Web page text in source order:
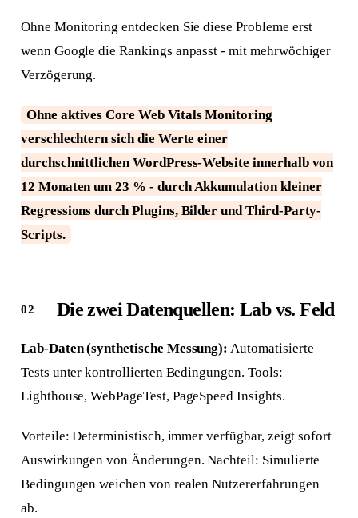
Ohne Monitoring entdecken Sie diese Probleme erst
wenn Google die Rankings anpasst - mit mehrwöchiger
Verzögerung.
Ohne aktives Core Web Vitals Monitoring
verschlechtern sich die Werte einer
durchschnittlichen WordPress-Website innerhalb von
12 Monaten um 23 % - durch Akkumulation kleiner
Regressions durch Plugins, Bilder und Third-Party-
Scripts.
Die zwei Datenquellen: Lab vs. Feld
Lab-Daten (synthetische Messung): Automatisierte
Tests unter kontrollierten Bedingungen. Tools:
Lighthouse, WebPageTest, PageSpeed Insights.
Vorteile: Deterministisch, immer verfügbar, zeigt sofort
Auswirkungen von Änderungen. Nachteil: Simulierte
Bedingungen weichen von realen Nutzererfahrungen
ab.